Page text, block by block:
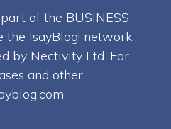
of the BUSINESS
the IsayBlog! network
by Nectivity Ltd. For
and other